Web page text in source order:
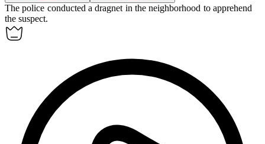
The police conducted adragnet in the neighborhood to apprehend
the suspect.